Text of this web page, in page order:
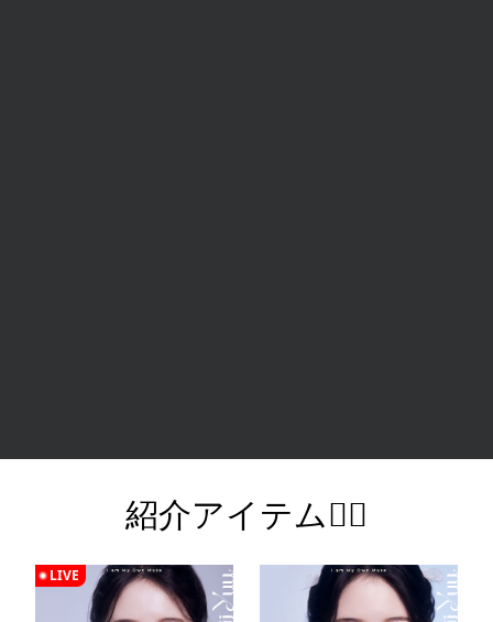
紹介アイテム💁‍♀️
LIVE